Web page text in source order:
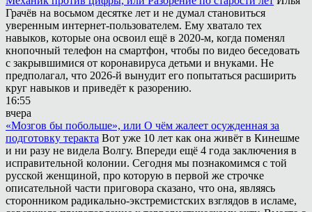
Грачёв на восьмом десятке лет и не думал становиться
уверенным интернет-пользователем. Ему хватало тех
навыков, которые она освоил ещё в 2020-м, когда поменял
кнопочный телефон на смартфон, чтобы по видео беседовать
с закрывшимися от коронавируса детьми и внуками. Не
предполагал, что 2026-й вынудит его попытаться расширить
круг навыков и приведёт к разорению.
16:55
вчера
«Мозгов бы побольше», или О чём жалеет осужденная за
подготовку теракта Вот уже 10 лет как она живёт в Кинешме
и ни разу не видела Волгу. Впереди ещё 4 года заключения в
исправительной колонии. Сегодня мы познакомимся с той
русской женщиной, про которую в первой же строчке
описательной части приговора сказано, что она, являясь
сторонником радикально-экстремистских взглядов в исламе,